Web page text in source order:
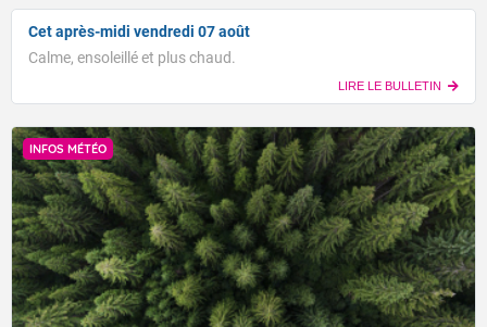
Cet après-midi vendredi 07 août
Calme, ensoleillé et plus chaud.
LIRE LE BULLETIN
INFOS MÉTÉO